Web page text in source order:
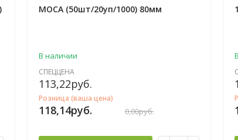
МОСА (50шт/20уп/1000) 80мм
В наличии
СПЕЦЦЕНА
113,22руб.
Розница (ваша цена)
118,14руб. 0,00руб.